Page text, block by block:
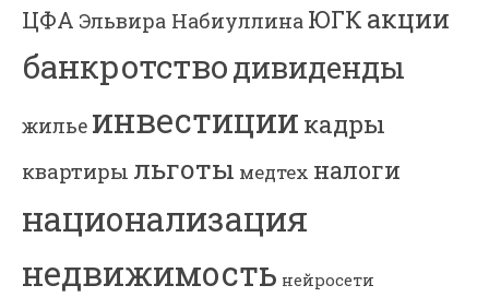
ЦФА Эльвира Набиуллина ЮГК акции
банкротстводивиденды
жилье инвестиции кадры
квартиры льготы медтех налоги
национализация
недвижимость нейросети